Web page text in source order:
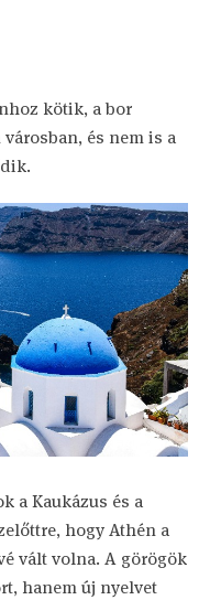
kötik, a bor
és nem is a
a Kaukázus és a
hogy Athén a
vált volna. A görögök
hanem új nyelvet